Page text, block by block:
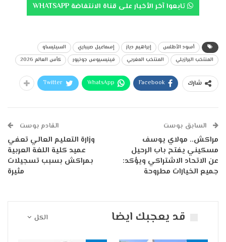
تابعوا آخر الأخبار على قناة الانتفاضة WHATSAPP
أسود الأطلس إبراهيم دياز إسماعيل صيباري
السيليساو
المنتخب البرازيلي
المنتخب المغربي فينيسيوس جونيور كأس العالم 2026
شارك Facebook
WhatsApp
Twitter
السابق بوست
مراكش.. مولاي يوسف
مسكيني يفتح باب الرحيل
عن الاتحاد الاشتراكي ويؤكد:
جميع الخيارات مطروحة
القادم بوست
وزارة التعليم العالي تعفي
عميد كلية اللغة العربية
بمراكش بسبب تسجيلات
مثيرة
الكل قد يعجبك ايضا